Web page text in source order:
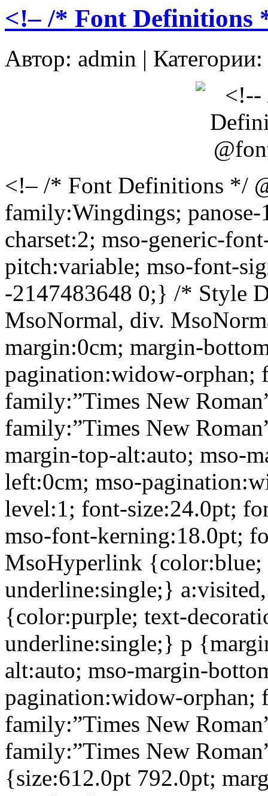
<!– /* Font Definitions
Автор: admin | Категории:
<!– /* Font Definitions */
family:Wingdings;
charset:2; mso-generic-
pitch:variable; mso-font-
-2147483648 0;} /* Style
MsoNormal, div.
margin:0cm; margin-
pagination:widow-orphan;
family:”Times New
family:”Times New
margin-top-alt:auto; mso-
left:0cm; mso-
level:1; font-size:24.0pt;
mso-font-kerning:18.0pt;
MsoHyperlink {color:blue;
underline:single;}
{color:purple; text-
underline:single;} p
alt:auto; mso-margin-
pagination:widow-orphan;
family:”Times New
family:”Times New
{size:612.0pt 792.0pt;